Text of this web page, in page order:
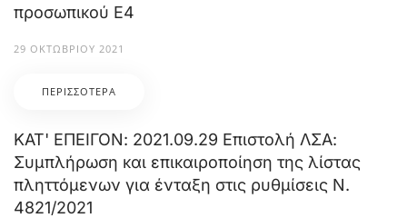
προσωπικού Ε4
29 ΟΚΤΩΒΡΊΟΥ 2021
ΠΕΡΙΣΣΌΤΕΡΑ
ΚΑΤ' ΕΠΕΙΓΟΝ: 2021.09.29 Επιστολή ΛΣΑ:
Συμπλήρωση και επικαιροποίηση της λίστας
πληττόμενων για ένταξη στις ρυθμίσεις Ν.
4821/2021